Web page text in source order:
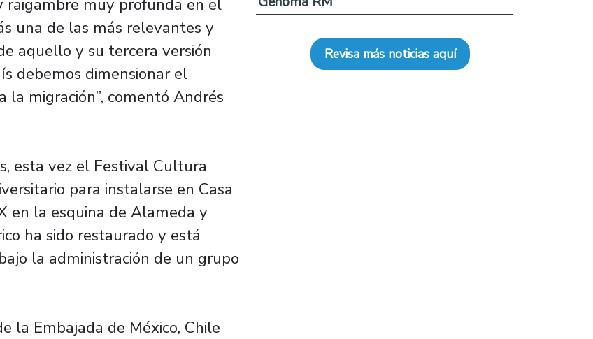
raigambre muy profunda en el
una de las más relevantes y
aquello y su tercera versión
debemos dimensionar el
migración”, comentó Andrés
esta vez el Festival Cultura
para instalarse en Casa
en la esquina de Alameda y
ha sido restaurado y está
la administración de un grupo
la Embajada de México, Chile
Revisa más noticias aquí